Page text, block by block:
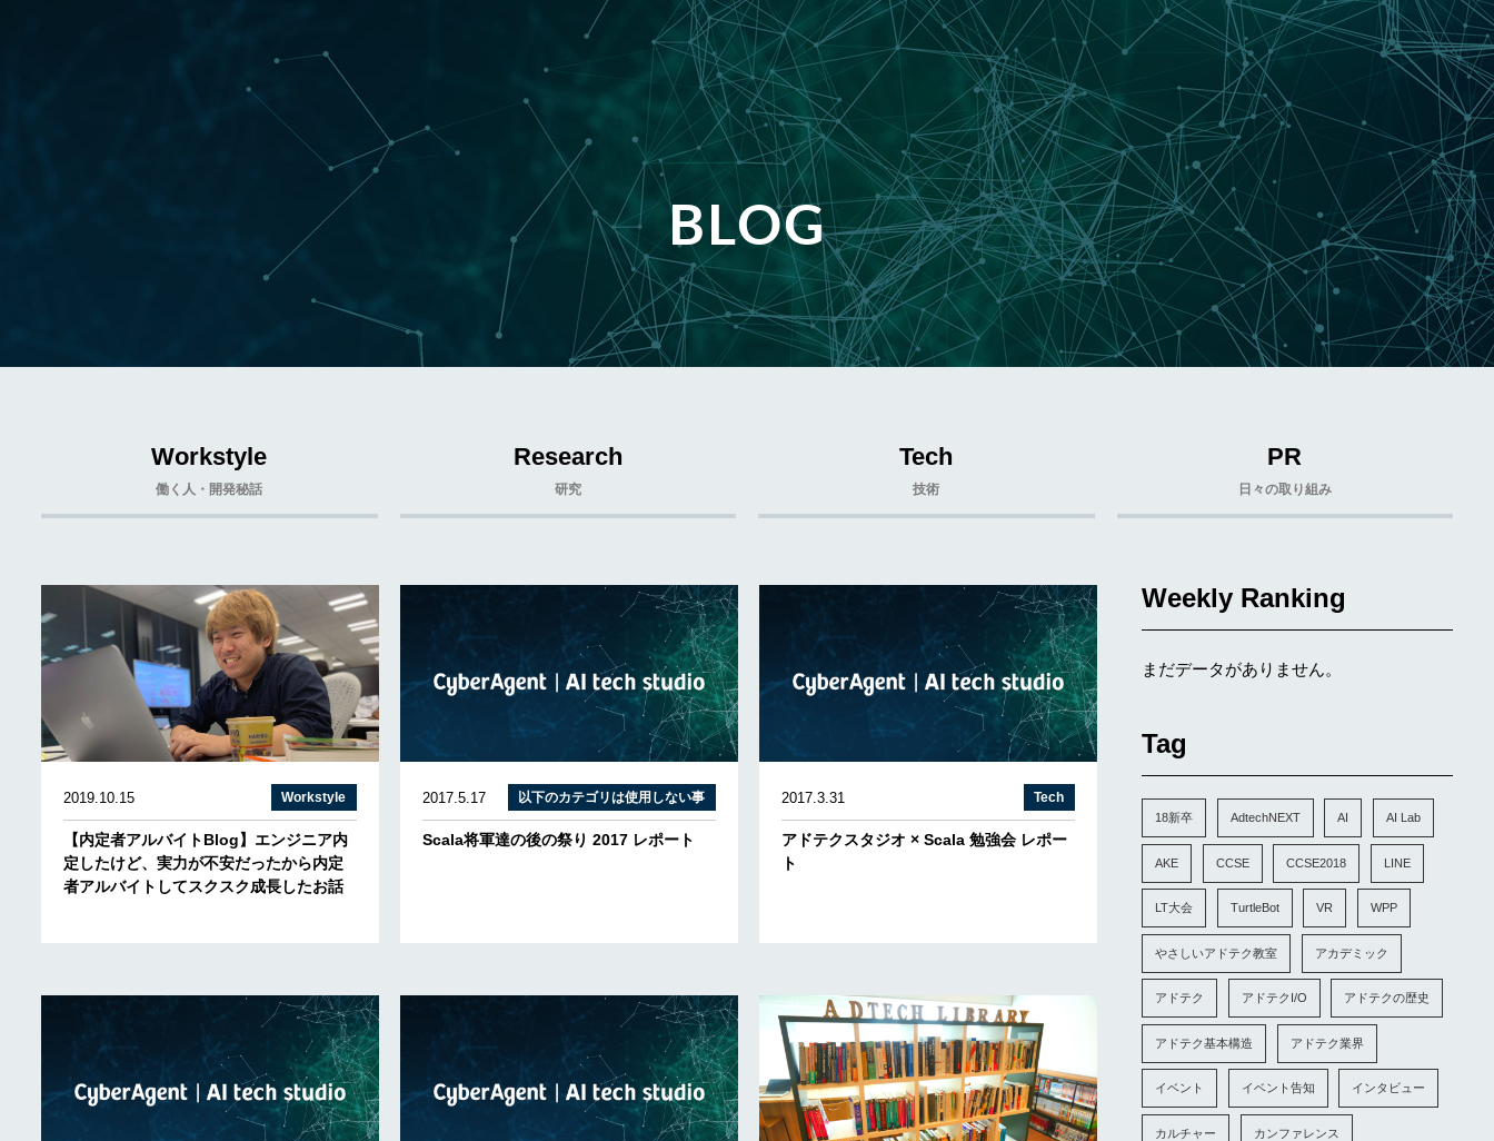
BLOG
Workstyle
働く人・開発秘話
Research
研究
Tech
技術
PR
日々の取り組み
2019.10.15 Workstyle
【内定者アルバイトBlog】エンジニア内
定したけど、実力が不安だったから内定
者アルバイトしてスクスク成長したお話
2017.5.17 以下のカテゴリは使用しない事
Scala将軍達の後の祭り 2017 レポート
2017.3.31 Tech
アドテクスタジオ × Scala 勉強会 レポー
ト
Weekly Ranking
まだデータがありません。
Tag
18新卒 AdtechNEXT AI AI Lab
AKE CCSE CCSE2018 LINE
LT大会 TurtleBot VR WPP
やさしいアドテク教室 アカデミック
アドテク アドテクI/O アドテクの歴史
アドテク基本構造 アドテク業界
イベント イベント告知 インタビュー
カルチャー カンファレンス